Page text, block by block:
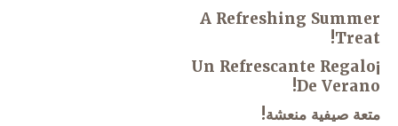
A Refreshing Summer
Treat!
¡Un Refrescante Regalo
De Verano!
متعة صيفية منعشة!